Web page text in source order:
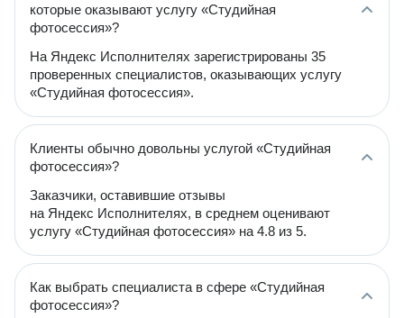
которые оказывают услугу «Студийная
фотосессия»?
На Яндекс Исполнителях зарегистрированы 35
проверенных специалистов, оказывающих услугу
«Студийная фотосессия».
Клиенты обычно довольны услугой «Студийная
фотосессия»?
Заказчики, оставившие отзывы
на Яндекс Исполнителях, в среднем оценивают
услугу «Студийная фотосессия» на 4.8 из 5.
Как выбрать специалиста в сфере «Студийная
фотосессия»?